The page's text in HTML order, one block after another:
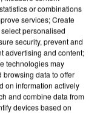
or combinations
services; Create
personalised
security, prevent and
advertising and content;
technologies may
browsing data to offer
on information actively
and combine data from
devices based on